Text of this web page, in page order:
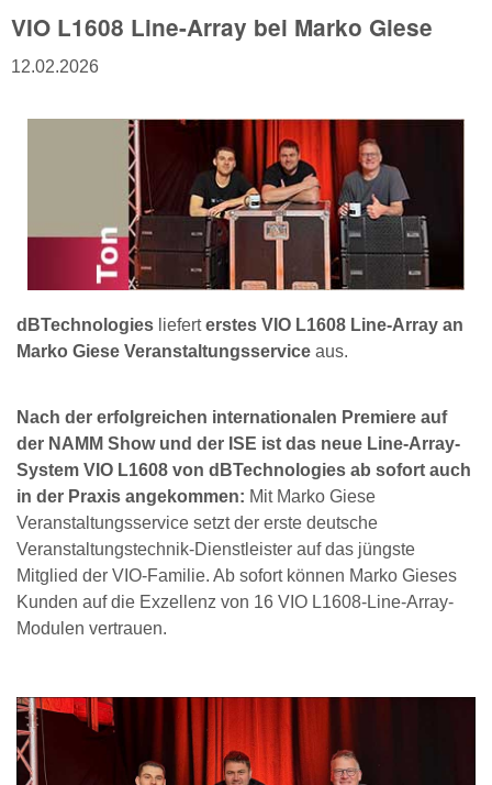
VIO L1608 Line-Array bei Marko Giese
12.02.2026
dBTechnologies lieferterstes VIO L1608 Line-Array an
Marko Giese Veranstaltungsservice aus.
Nach der erfolgreichen internationalen Premiere auf
der NAMM Show und der ISE ist das neue Line-Array-
System VIO L1608 von dBTechnologies ab sofort auch
in der Praxis angekommen: Mit Marko Giese
Veranstaltungsservice setzt der erste deutsche
Veranstaltungstechnik-Dienstleister auf das jüngste
Mitglied der VIO-Familie. Ab sofort können Marko Gieses
Kunden auf die Exzellenz von 16 VIO L1608-Line-Array-
Modulen vertrauen.